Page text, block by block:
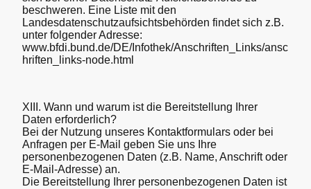
beschweren. Eine Liste mit den
Landesdatenschutzaufsichtsbehörden findet sich z.B.
unter folgender Adresse:
www.bfdi.bund.de/DE/Infothek/Anschriften_Links/ansc
hriften_links-node.html
XIII. Wann und warum ist die Bereitstellung Ihrer
Daten erforderlich?
Bei der Nutzung unseres Kontaktformulars oder bei
Anfragen per E-Mail geben Sie uns Ihre
personenbezogenen Daten (z.B. Name, Anschrift oder
E-Mail‐Adresse) an.
Die Bereitstellung Ihrer personenbezogenen Daten ist